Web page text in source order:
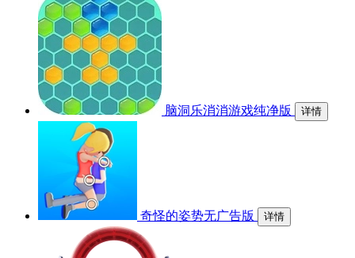
脑洞乐消消游戏纯净版 详情
奇怪的姿势无广告版 详情